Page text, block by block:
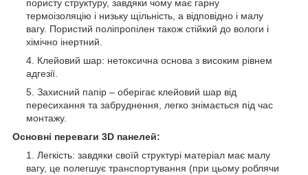
пористу структуру, завдяки чому має гарну
термоізоляцію і низьку щільність, а відповідно і малу
вагу. Пористий поліпропілен також стійкий до вологи і
хімічно інертний.
Клейовий шар: нетоксична основа з високим рівнем
адгезії.
Захисний папір – оберігає клейовий шар від
пересихання та забруднення, легко знімається під час
монтажу.
Основні переваги 3D панелей:
Легкість: завдяки своїй структурі матеріал має малу
вагу, це полегшує транспортування (при цьому роблячи